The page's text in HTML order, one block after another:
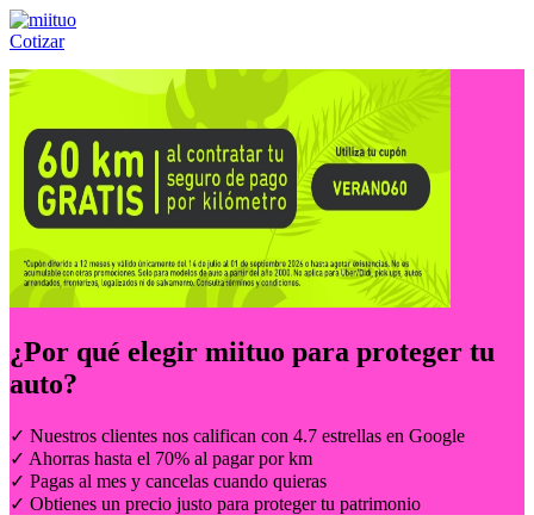
Cotizar
Llámanos al:(55) 84-21-05-00 ó
¿Por qué elegir miituo para proteger tu
auto?
✓ Nuestros clientes nos califican con 4.7 estrellas en Google
✓ Ahorras hasta el 70% al pagar por km
✓ Pagas al mes y cancelas cuando quieras
✓ Obtienes un precio justo para proteger tu patrimonio